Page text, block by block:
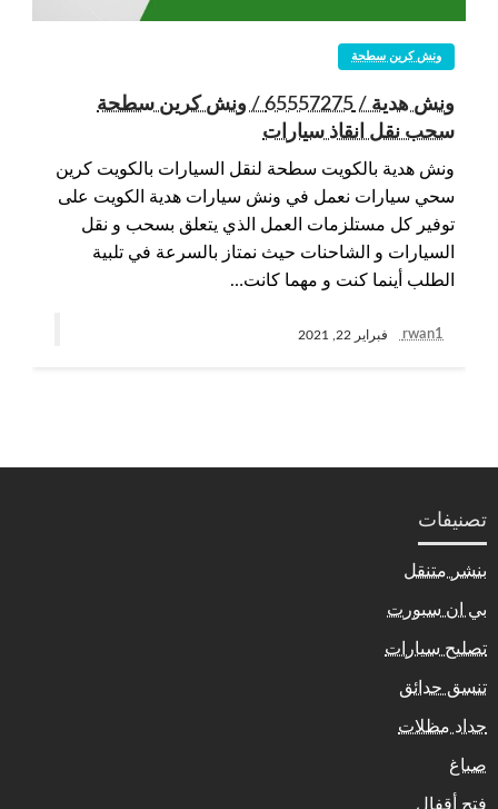
ونش كرين سطحة
ونش هدية / 65557275 / ونش كرين سطحة
سحب نقل انقاذ سيارات
ونش هدية بالكويت سطحة لنقل السيارات بالكويت كرين
سحي سيارات نعمل في ونش سيارات هدية الكويت على
توفير كل مستلزمات العمل الذي يتعلق بسحب و نقل
السيارات و الشاحنات حيث نمتاز بالسرعة في تلبية
الطلب أينما كنت و مهما كانت…
rwan1 فبراير 22, 2021
تصنيفات
بنشر متنقل
بي ان سبورت
تصليح سيارات
تنسق حدائق
حداد مظلات
صباغ
فتح أقفال